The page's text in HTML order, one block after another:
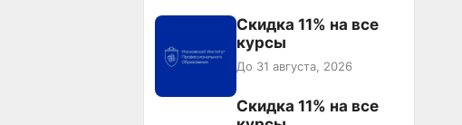
Скидка 11% на все
курсы
До 31 августа, 2026
Скидка 11% на все